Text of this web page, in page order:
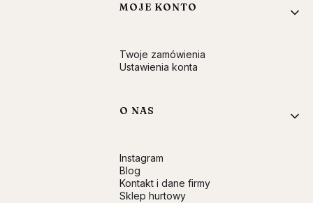
MOJE KONTO
Twoje zamówienia
Ustawienia konta
O NAS
Instagram
Blog
Kontakt i dane firmy
Sklep hurtowy